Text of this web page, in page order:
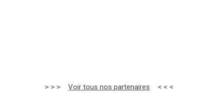
> > > Voir tous nos partenaires < < <